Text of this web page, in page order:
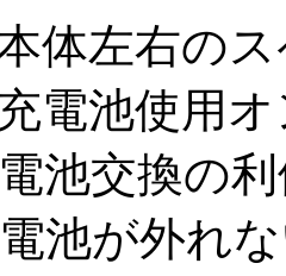
体左右の
電池使用
池交換の
池が外れ